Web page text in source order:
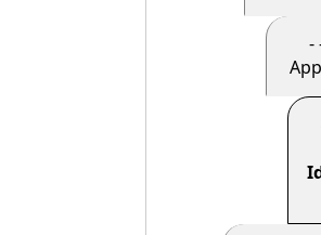
- - - - - E41